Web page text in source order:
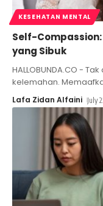
KESEHATAN MENTAL
Self-
yang Sibuk
HALLOBUNDA.CO -
kelemahan.
Lafa Zidan Alfaini July